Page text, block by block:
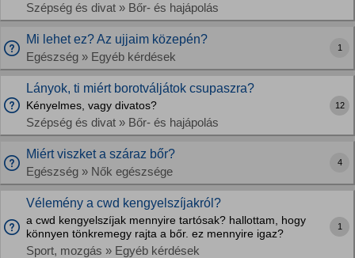
Szépség és divat » Bőr- és hajápolás
Mi lehet ez? Az ujjaim közepén?
Egészség » Egyéb kérdések
1
Lányok, ti miért borotváljátok csupaszra?
Kényelmes, vagy divatos?
Szépség és divat » Bőr- és hajápolás
12
Miért viszket a száraz bőr?
Egészség » Nők egészsége
4
Vélemény a cwd kengyelszíjakról?
a cwd kengyelszíjak mennyire tartósak? hallottam, hogy
könnyen tönkremegy rajta a bőr. ez mennyire igaz?
Sport, mozgás » Egyéb kérdések
1